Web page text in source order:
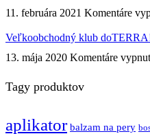
11. februára 2021 Komentáre
Veľkoobchodný klub
13. mája 2020 Komentáre
Tagy produktov
aplikator balzam na pery